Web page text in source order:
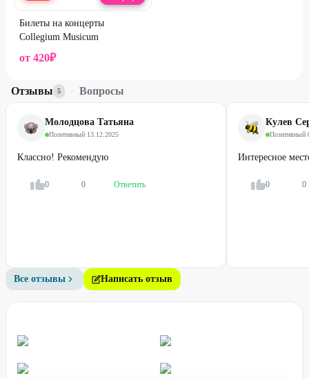
Билеты на концерты
Collegium Musicum
от 420₽
Отзывы 5 · Вопросы
Молодцова Татьяна
Позитивный·13.12.2025
Классно! Рекомендую
0 0 Ответить
Кулев
Позитивный·
Интересное
0 0
Все отзывы Написать отзыв